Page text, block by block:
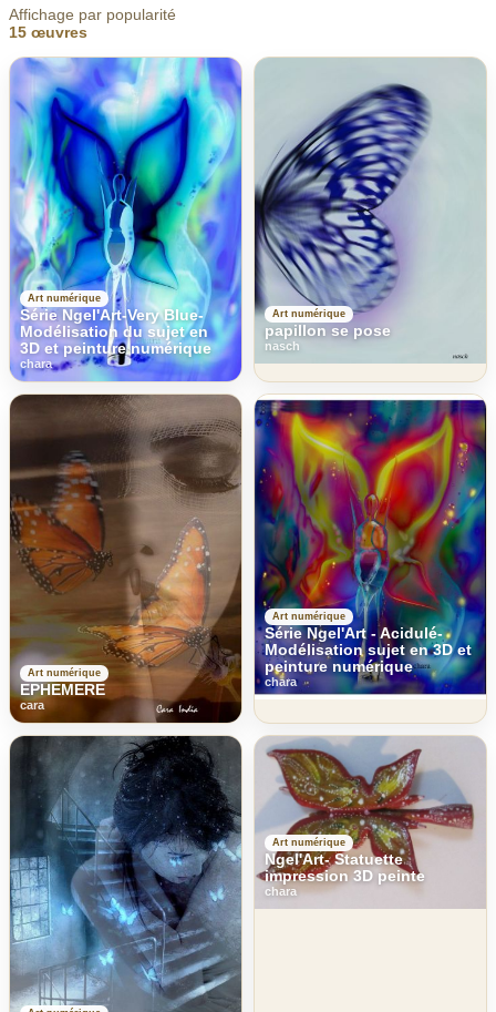
Affichage par popularité
15 œuvres
Art numérique
Série Ngel'Art-Very Blue-
Modélisation du sujet en
3D et peinture numérique
chara
Art numérique
papillon se pose
nasch
Art numérique
EPHEMERE
cara
Art numérique
Série Ngel'Art - Acidulé-
Modélisation sujet en 3D et
peinture numérique
chara
Art numérique
Ngel'Art- Statuette
impression 3D peinte
chara